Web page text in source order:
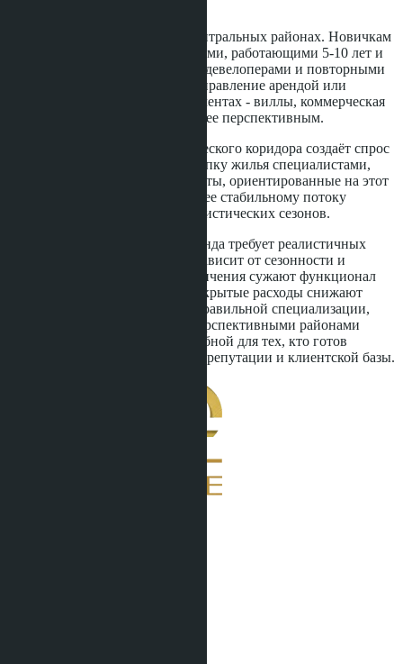
Рынок насыщен, особенно в центральных районах. Новичкам
сложнее конкурировать с агентами, работающими 5-10 лет и
имеющими устойчивые связи с девелоперами и повторными
клиентами. Переключение на управление арендой или
специализацию в нишевых сегментах - виллы, коммерческая
недвижимость - может быть более перспективным.
Развитие Восточного экономического коридора создаёт спрос
на долгосрочную аренду и покупку жилья специалистами,
переезжающими в регион. Агенты, ориентированные на этот
сегмент, получают доступ к более стабильному потоку
клиентов, не зависящему от туристических сезонов.
Карьера в недвижимости Таиланда требует реалистичных
ожиданий. Доход нестабилен, зависит от сезонности и
конкуренции. Легальные ограничения сужают функционал
иностранных специалистов, а скрытые расходы снижают
чистую прибыль. Однако при правильной специализации,
понимании рынка и работе с перспективными районами
профессия остаётся жизнеспособной для тех, кто готов
вкладывать время в построение репутации и клиентской базы.